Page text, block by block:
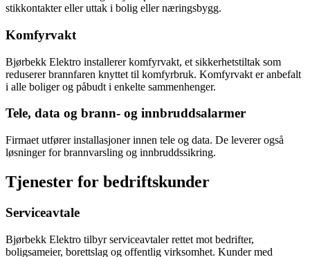
stikkontakter eller uttak i bolig eller næringsbygg.
Komfyrvakt
Bjørbekk Elektro installerer komfyrvakt, et sikkerhetstiltak som
reduserer brannfaren knyttet til komfyrbruk. Komfyrvakt er anbefalt
i alle boliger og påbudt i enkelte sammenhenger.
Tele, data og brann- og innbruddsalarmer
Firmaet utfører installasjoner innen tele og data. De leverer også
løsninger for brannvarsling og innbruddssikring.
Tjenester for bedriftskunder
Serviceavtale
Bjørbekk Elektro tilbyr serviceavtaler rettet mot bedrifter,
boligsameier, borettslag og offentlig virksomhet. Kunder med